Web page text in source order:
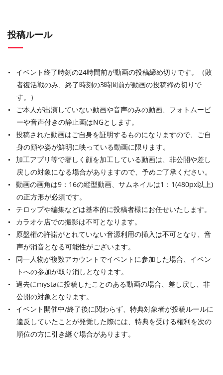
投稿ルール
イベント終了時刻の24時間前が動画の投稿締め切りです。（敗
者復活戦のみ、終了時刻の3時間前が動画の投稿締め切りで
す。）
ご本人が出演していない動画や音声のみの動画、フォトムービ
ーや音声付きの静止画はNGとします。
投稿された動画はご自身を証明するものになりますので、ご自
身の顔や姿が鮮明に映っている動画に限ります。
加工アプリ等で著しく顔を加工している動画は、非公開や差し
戻しの対象になる場合がありますので、予めご了承ください。
動画の画角は9：16の縦型動画、サムネイルは1：1(480px以上)
の正方形が必須です。
テロップや編集などは基本的に投稿者様にお任せいたします。
カラオケ店での撮影は不可となります。
原盤権の許諾がとれていない音源利用の挿入は不可となり、音
声が消音となる可能性がございます。
同一人物が複数アカウントでイベントに参加した場合、イベン
トへの参加が取り消しとなります。
過去にmystaに投稿したことのある動画の場合、差し戻し、非
公開の対象となります。
イベント開催中/終了後に関わらず、特典対象者が投稿ルールに
違反していたことが発覚した際には、特典を受ける権利を次の
順位の方に引き継ぐ場合があります。